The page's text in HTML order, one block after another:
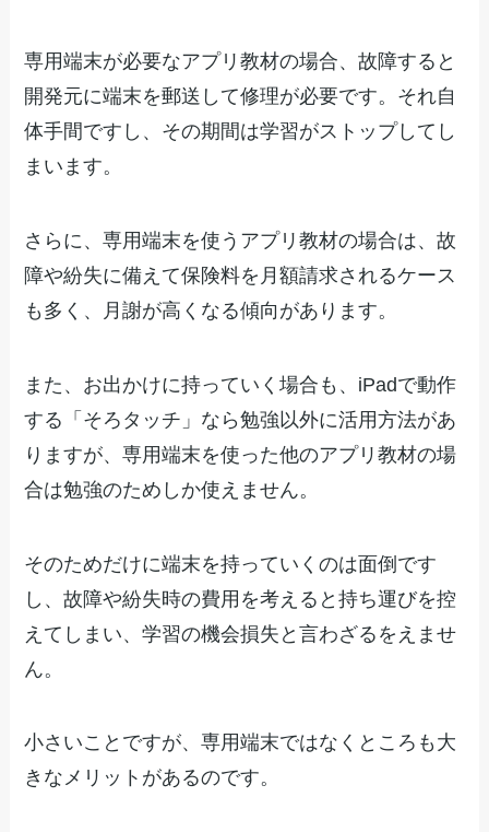
専用端末が必要なアプリ教材の場合、故障すると
開発元に端末を郵送して修理が必要です。それ自
体手間ですし、その期間は学習がストップしてし
まいます。
さらに、専用端末を使うアプリ教材の場合は、故
障や紛失に備えて保険料を月額請求されるケース
も多く、月謝が高くなる傾向があります。
また、お出かけに持っていく場合も、iPadで動作
する「そろタッチ」なら勉強以外に活用方法があ
りますが、専用端末を使った他のアプリ教材の場
合は勉強のためしか使えません。
そのためだけに端末を持っていくのは面倒です
し、故障や紛失時の費用を考えると持ち運びを控
えてしまい、学習の機会損失と言わざるをえませ
ん。
小さいことですが、専用端末ではなくところも大
きなメリットがあるのです。